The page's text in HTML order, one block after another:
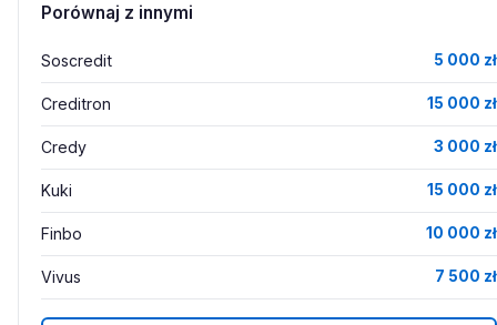
Porównaj z innymi
Soscredit 5 000 zł
Creditron 15 000 zł
Credy 3 000 zł
Kuki 15 000 zł
Finbo 10 000 zł
Vivus 7 500 zł